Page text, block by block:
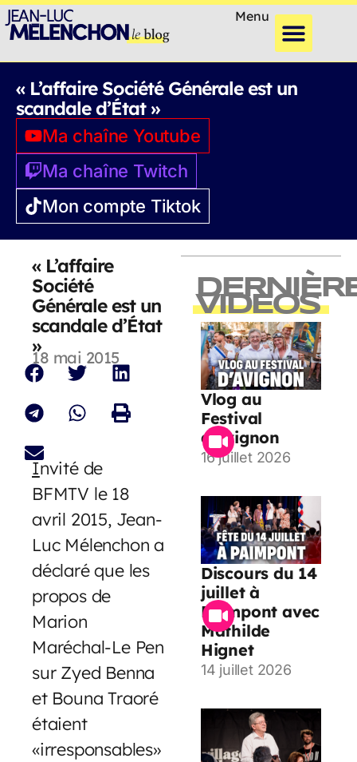
Menu
« L’affaire Société Générale est un
scandale d’État »
Ma chaîne Youtube
Ma chaîne Twitch
Mon compte Tiktok
« L’affaire
Société
Générale est un
scandale d’État
»
18 mai 2015
Invité de
BFMTV le 18
avril 2015, Jean-
Luc Mélenchon a
déclaré que les
propos de
Marion
Maréchal-Le Pen
sur Zyed Benna
et Bouna Traoré
étaient
«irresponsables»
VIDEOS
Vlog au
Festival
d’Avignon
16 juillet 2026
Discours du 14
juillet à
Paimpont avec
Mathilde
Hignet
14 juillet 2026